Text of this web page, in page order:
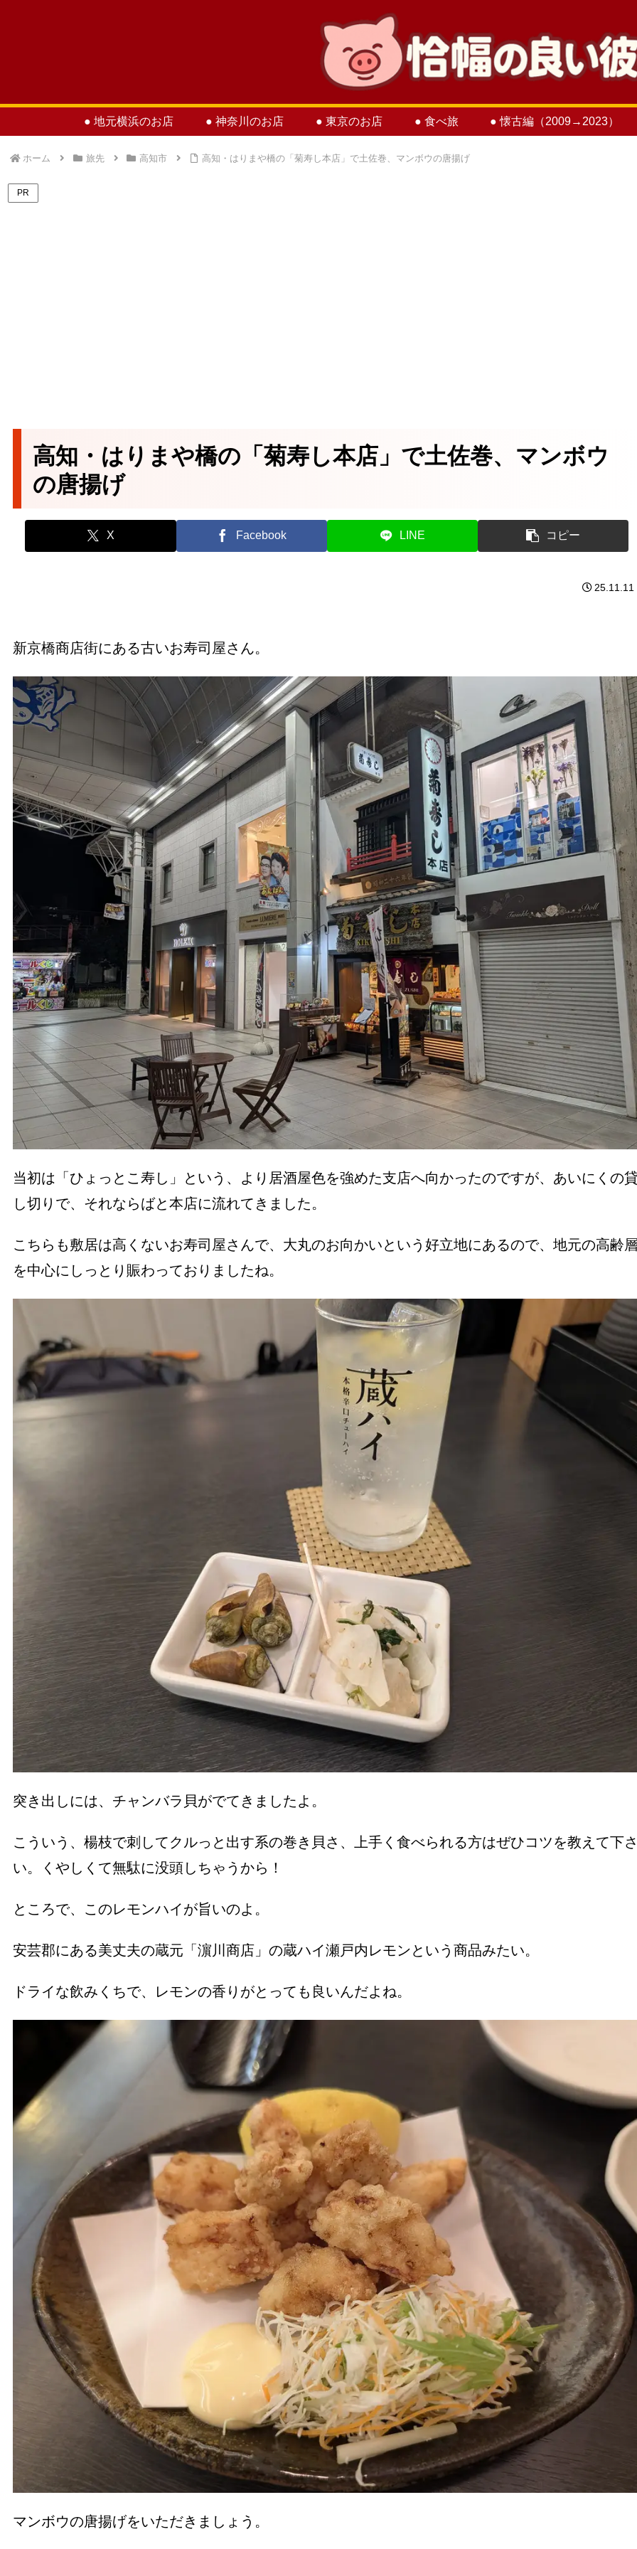
● 地元横浜のお店 ● 神奈川のお店 ● 東京のお店 ● 食べ旅 ● 懐古編（2009→2023）
ホーム 旅先 高知市 高知・はりまや橋の「菊寿し本店」で土佐巻、マンボウの唐揚げ
PR
高知・はりまや橋の「菊寿し本店」で土佐巻、マンボウ
の唐揚げ
X Facebook LINE コピー
25.11.11
新京橋商店街にある古いお寿司屋さん。
当初は「ひょっとこ寿し」という、より居酒屋色を強めた支店へ向かったのですが、あいにくの
し切りで、それならばと本店に流れてきました。
こちらも敷居は高くないお寿司屋さんで、大丸のお向かいという好立地にあるので、地元の高齢
を中心にしっとり賑わっておりましたね。
突き出しには、チャンバラ貝がでてきましたよ。
こういう、楊枝で刺してクルっと出す系の巻き貝さ、上手く食べられる方はぜひコツを教えて下
い。くやしくて無駄に没頭しちゃうから！
ところで、このレモンハイが旨いのよ。
安芸郡にある美丈夫の蔵元「濵川商店」の蔵ハイ瀬戸内レモンという商品みたい。
ドライな飲みくちで、レモンの香りがとっても良いんだよね。
マンボウの唐揚げをいただきましょう。